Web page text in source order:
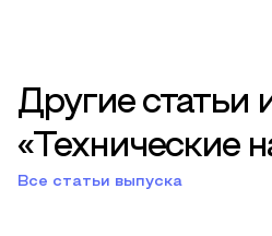
Другие статьи
«Технические
Все статьи выпуска